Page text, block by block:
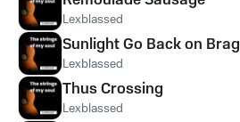
Lexblassed
Sunlight Go Back on Brag
Lexblassed
Thus Crossing
Lexblassed